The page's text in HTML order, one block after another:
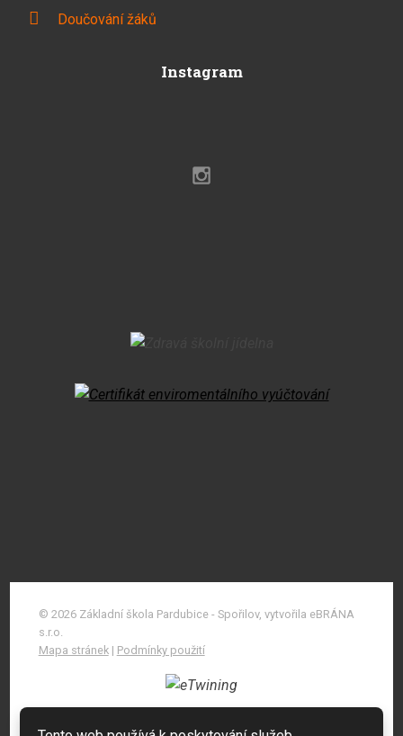
Doučování žáků
Instagram
© 2026 Základní škola Pardubice - Spořilov, vytvořila eBRÁNA
s.r.o.
Mapa stránek| Podmínky použití